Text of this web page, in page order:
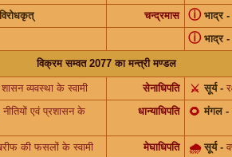
चन्द्रमास भाद्र-
ⓘ
भाद्र-
ⓘ
विक्रम सम्वत 2077 का मन्त्री मण्डल
शासन व्यवस्था के स्वामी सेनाधिपति सूर्य
⚔️ -
नीतियों एवं प्रशासन के
धान्याधिपति मंगल
🌻 -
की फसलों के स्वामी मेघाधिपति सूर्य
🌧 -